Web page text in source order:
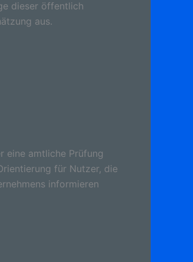
dieser öffentlich
aus.
eine amtliche Prüfung
für Nutzer, die
informieren